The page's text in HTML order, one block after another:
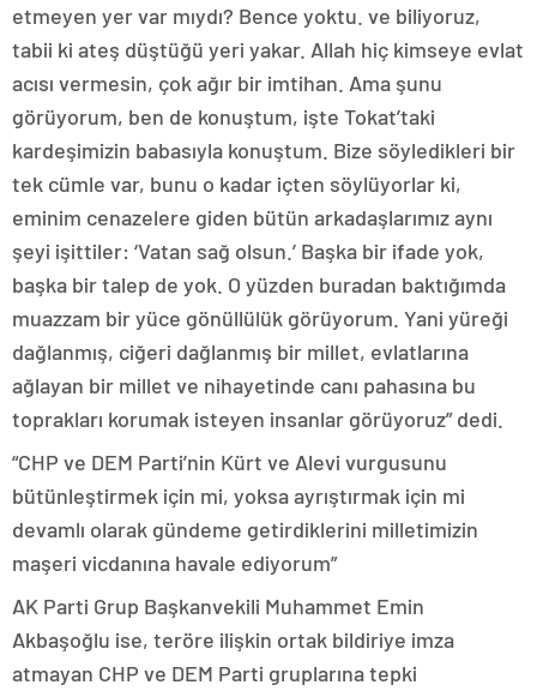
etmeyen yer var mıydı? Bence yoktu. ve biliyoruz,
tabii ki ateş düştüğü yeri yakar. Allah hiç kimseye evlat
acısı vermesin, çok ağır bir imtihan. Ama şunu
görüyorum, ben de konuştum, işte Tokat’taki
kardeşimizin babasıyla konuştum. Bize söyledikleri bir
tek cümle var, bunu o kadar içten söylüyorlar ki,
eminim cenazelere giden bütün arkadaşlarımız aynı
şeyi işittiler: ‘Vatan sağ olsun.’ Başka bir ifade yok,
başka bir talep de yok. O yüzden buradan baktığımda
muazzam bir yüce gönüllülük görüyorum. Yani yüreği
dağlanmış, ciğeri dağlanmış bir millet, evlatlarına
ağlayan bir millet ve nihayetinde canı pahasına bu
toprakları korumak isteyen insanlar görüyoruz” dedi.
“CHP ve DEM Parti’nin Kürt ve Alevi vurgusunu
bütünleştirmek için mi, yoksa ayrıştırmak için mi
devamlı olarak gündeme getirdiklerini milletimizin
maşeri vicdanına havale ediyorum”
AK Parti Grup Başkanvekili Muhammet Emin
Akbaşoğlu ise, teröre ilişkin ortak bildiriye imza
atmayan CHP ve DEM Parti gruplarına tepki